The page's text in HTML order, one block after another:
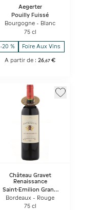
Aegerter
Pouilly Fuissé
Bourgogne - Blanc
75 cl
-20 % Foire Aux Vins
A partir de :26,67 €
Château Gravet
Renaissance
Saint-Emilion Grand
Cru
Bordeaux - Rouge
75 cl